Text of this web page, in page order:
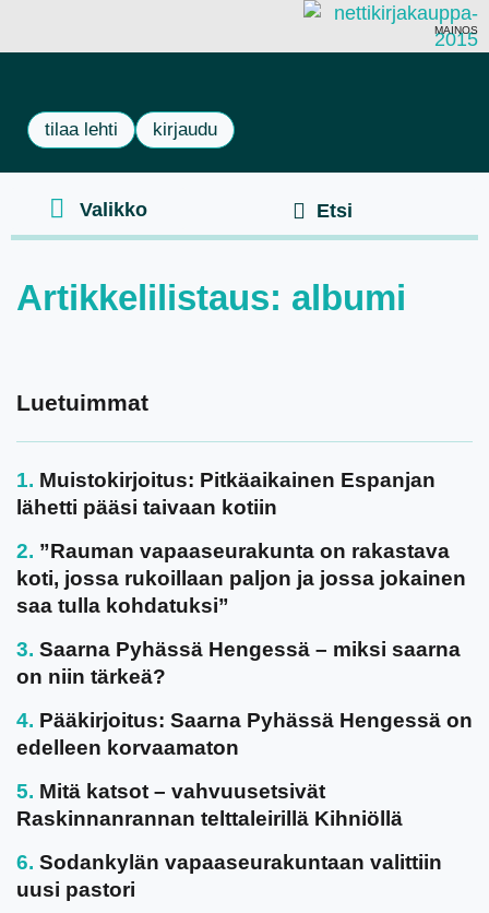
MAINOS
tilaa lehti kirjaudu
Artikkelilistaus: albumi
Luetuimmat
Muistokirjoitus: Pitkäaikainen Espanjan
lähetti pääsi taivaan kotiin
”Rauman vapaaseurakunta on rakastava
koti, jossa rukoillaan paljon ja jossa jokainen
saa tulla kohdatuksi”
Saarna Pyhässä Hengessä – miksi saarna
on niin tärkeä?
Pääkirjoitus: Saarna Pyhässä Hengessä on
edelleen korvaamaton
Mitä katsot – vahvuusetsivät
Raskinnanrannan telttaleirillä Kihniöllä
Sodankylän vapaaseurakuntaan valittiin
uusi pastori